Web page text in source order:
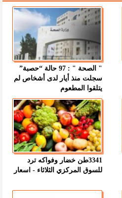
" الصحة " : 97 حالة “حصبة”
سجلت منذ أيار لدى أشخاص لم
يتلقوا المطعوم
3341طن خضار وفواكه ترد
للسوق المركزي الثلاثاء - اسعار